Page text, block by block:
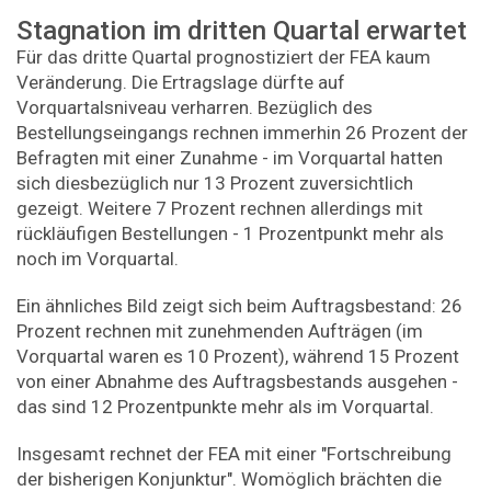
Stagnation im dritten Quartal erwartet
Für das dritte Quartal prognostiziert der FEA kaum
Veränderung. Die Ertragslage dürfte auf
Vorquartalsniveau verharren. Bezüglich des
Bestellungseingangs rechnen immerhin 26 Prozent der
Befragten mit einer Zunahme - im Vorquartal hatten
sich diesbezüglich nur 13 Prozent zuversichtlich
gezeigt. Weitere 7 Prozent rechnen allerdings mit
rückläufigen Bestellungen - 1 Prozentpunkt mehr als
noch im Vorquartal.
Ein ähnliches Bild zeigt sich beim Auftragsbestand: 26
Prozent rechnen mit zunehmenden Aufträgen (im
Vorquartal waren es 10 Prozent), während 15 Prozent
von einer Abnahme des Auftragsbestands ausgehen -
das sind 12 Prozentpunkte mehr als im Vorquartal.
Insgesamt rechnet der FEA mit einer "Fortschreibung
der bisherigen Konjunktur". Womöglich brächten die